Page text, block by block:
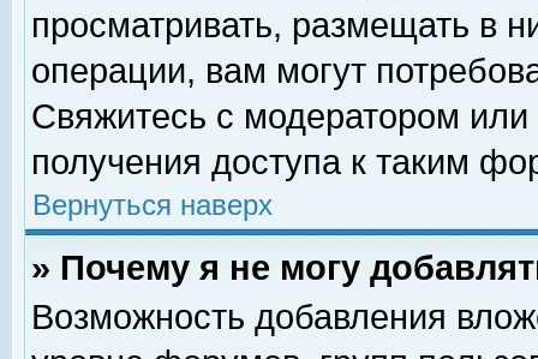
просматривать, размещать в
операции, вам могут
Свяжитесь с модератором
получения доступа к таким
Вернуться наверх
» Почему я не могу
Возможность добавления